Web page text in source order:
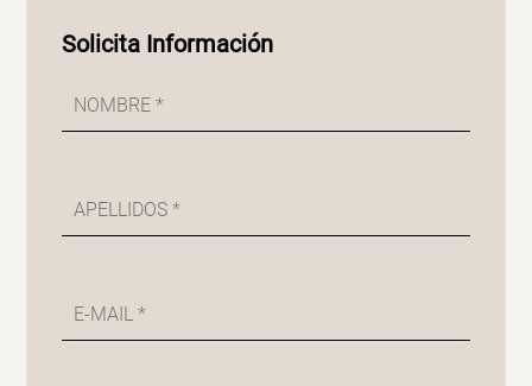
Solicita Información